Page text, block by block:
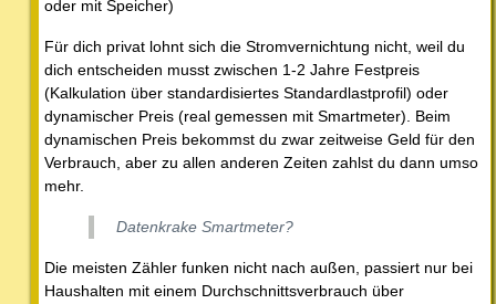
oder mit Speicher)
Für dich privat lohnt sich die Stromvernichtung nicht, weil du
dich entscheiden musst zwischen 1-2 Jahre Festpreis
(Kalkulation über standardisiertes Standardlastprofil) oder
dynamischer Preis (real gemessen mit Smartmeter). Beim
dynamischen Preis bekommst du zwar zeitweise Geld für den
Verbrauch, aber zu allen anderen Zeiten zahlst du dann umso
mehr.
Datenkrake Smartmeter?
Die meisten Zähler funken nicht nach außen, passiert nur bei
Haushalten mit einem Durchschnittsverbrauch über